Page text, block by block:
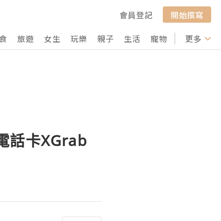
會員登記
開始撰寫
旅遊 女生 玩樂 親子 生活 寵物 行山 打卡
更多
話卡XGrab